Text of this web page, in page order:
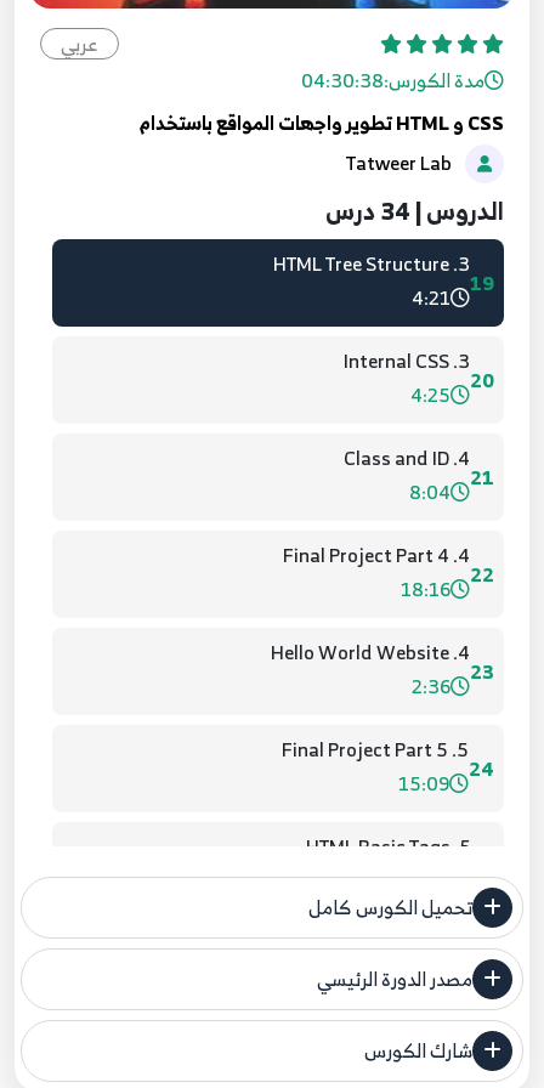
عربي
مدة الكورس:04:30:38
CSS و HTML تطوير واجهات المواقع باستخدام
الدروس | 34 درس
17
2. In-line CSS
5:08
19:51
19
3. HTML Tree Structure
4:21
20
3. Internal CSS
4:25
21
4. Class and ID
8:04
22
4. Final Project Part 4
18:16
23
4. Hello World Website
2:36
24
5. Final Project Part 5
15:09
5. HTML Basic Tags
10:15
26
5. Styling a Div
6:13
27
6. Baisc Website
3:12
تحميل الكورس كامل
مصدر الدورة الرئيسي
فنحن لا ندعي ملكية أي دورة ولهذا نضع المصدر الأصلي لكم
شارك الكورس